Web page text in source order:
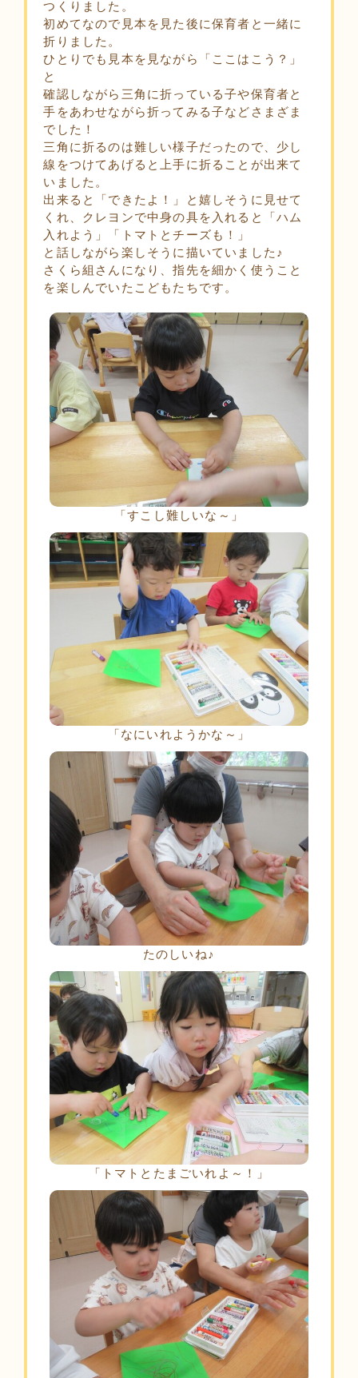
つくりました。
初めてなので見本を見た後に保育者と一緒に
折りました。
ひとりでも見本を見ながら「ここはこう？」
と
確認しながら三角に折っている子や保育者と
手をあわせながら折ってみる子などさまざま
でした！
三角に折るのは難しい様子だったので、少し
線をつけてあげると上手に折ることが出来て
いました。
出来ると「できたよ！」と嬉しそうに見せて
くれ、クレヨンで中身の具を入れると「ハム
入れよう」「トマトとチーズも！」
と話しながら楽しそうに描いていました♪
さくら組さんになり、指先を細かく使うこと
を楽しんでいたこどもたちです。
「すこし難しいな～」
「なにいれようかな～」
たのしいね♪
「トマトとたまごいれよ～！」